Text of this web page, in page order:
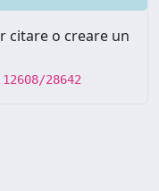
citare o creare un
28642